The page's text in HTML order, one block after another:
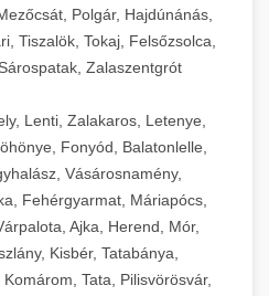
Polgár, Hajdúnánás,
Tiszalök, Tokaj, Felsőzsolca,
Zalaszentgrót
Lenti, Zalakaros, Letenye,
Fonyód, Balatonlelle,
Vásárosnamény,
Fehérgyarmat, Máriapócs,
Ajka, Herend, Mór,
Kisbér, Tatabánya,
Tata, Pilisvörösvár,